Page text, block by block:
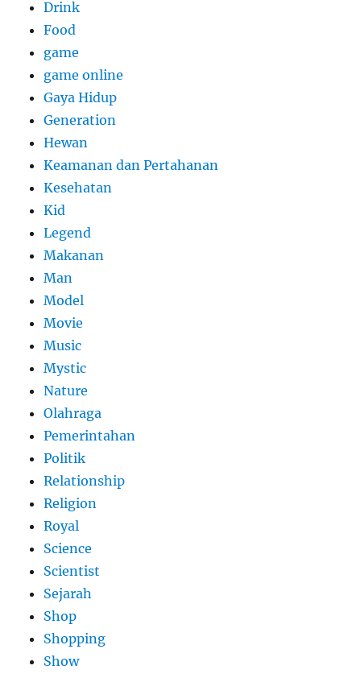
Drink
Food
game
game online
Gaya Hidup
Generation
Hewan
Keamanan dan Pertahanan
Kesehatan
Kid
Legend
Makanan
Man
Model
Movie
Music
Mystic
Nature
Olahraga
Pemerintahan
Politik
Relationship
Religion
Royal
Science
Scientist
Sejarah
Shop
Shopping
Show